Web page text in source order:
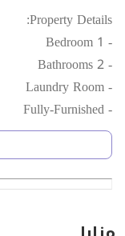
Property Details:
- 1 Bedroom
- 2 Bathrooms
- Laundry Room
- Fully-Furnished
- With Balcony
- Sea View
- Covered Parking Space